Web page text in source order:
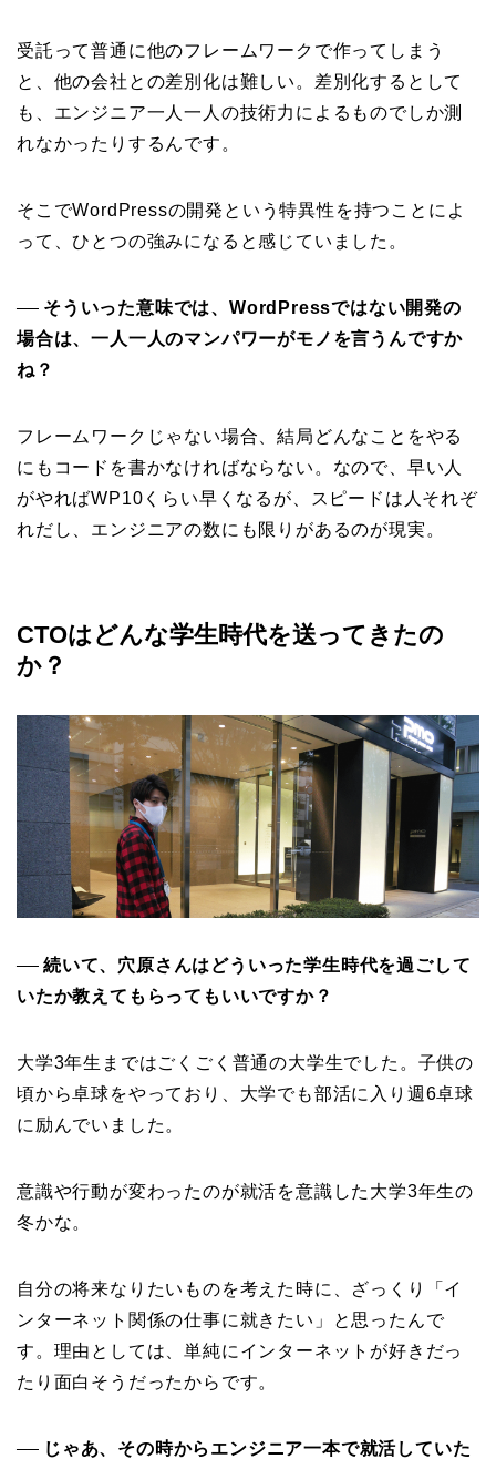
受託って普通に他のフレームワークで作ってしまう
と、他の会社との差別化は難しい。差別化するとして
も、エンジニア一人一人の技術力によるものでしか測
れなかったりするんです。
そこでWordPressの開発という特異性を持つことによ
って、ひとつの強みになると感じていました。
── そういった意味では、WordPressではない開発の
場合は、一人一人のマンパワーがモノを言うんですか
ね？
フレームワークじゃない場合、結局どんなことをやる
にもコードを書かなければならない。なので、早い人
がやればWP10くらい早くなるが、スピードは人それぞ
れだし、エンジニアの数にも限りがあるのが現実。
CTOはどんな学生時代を送ってきたの
か？
── 続いて、穴原さんはどういった学生時代を過ごして
いたか教えてもらってもいいですか？
大学3年生まではごくごく普通の大学生でした。子供の
頃から卓球をやっており、大学でも部活に入り週6卓球
に励んでいました。
意識や行動が変わったのが就活を意識した大学3年生の
冬かな。
自分の将来なりたいものを考えた時に、ざっくり「イ
ンターネット関係の仕事に就きたい」と思ったんで
す。理由としては、単純にインターネットが好きだっ
たり面白そうだったからです。
── じゃあ、その時からエンジニア一本で就活していた